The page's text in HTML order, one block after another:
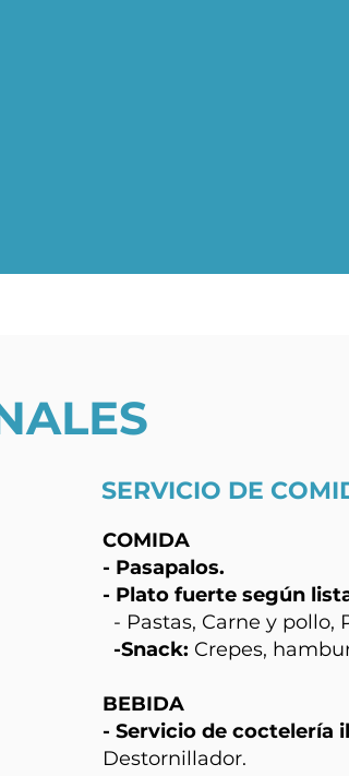
SERVICIO DE
COMIDA
- Pasapalos.
- Plato fuerte según
- Pastas, Carne y pollo,
-Snack: Crepes,
BEBIDA
- Servicio de coctelería
Destornillador.